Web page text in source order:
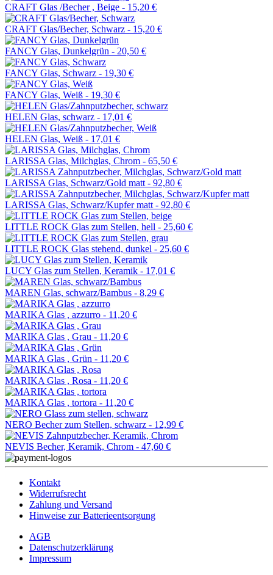
CRAFT Glas /Becher , Beige - 15,20 €
CRAFT Glas/Becher, Schwarz - 15,20 €
FANCY Glas, Dunkelgrün - 20,50 €
FANCY Glas, Schwarz - 19,30 €
FANCY Glas, Weiß - 19,30 €
HELEN Glas, schwarz - 17,01 €
HELEN Glas, Weiß - 17,01 €
LARISSA Glas, Milchglas, Chrom - 65,50 €
LARISSA Glas, Schwarz/Gold matt - 92,80 €
LARISSA Glas, Schwarz/Kupfer matt - 92,80 €
LITTLE ROCK Glas zum Stellen, hell - 25,60 €
LITTLE ROCK Glas stehend, dunkel - 25,60 €
LUCY Glas zum Stellen, Keramik - 17,01 €
MAREN Glas, schwarz/Bambus - 8,29 €
MARIKA Glas , azzurro - 11,20 €
MARIKA Glas , Grau - 11,20 €
MARIKA Glas , Grün - 11,20 €
MARIKA Glas , Rosa - 11,20 €
MARIKA Glas , tortora - 11,20 €
NERO Becher zum Stellen, schwarz - 12,99 €
NEVIS Becher, Keramik, Chrom - 47,60 €
Kontakt
Widerrufsrecht
Zahlung und Versand
Hinweise zur Batterieentsorgung
AGB
Datenschutzerklärung
Impressum